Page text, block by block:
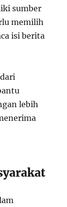
sumber
memilih
isi berita
lebih